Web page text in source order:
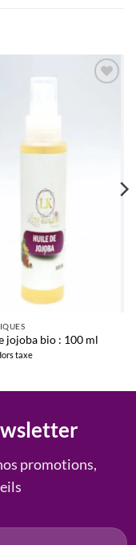
jojoba bio : 100 ml
taxe
promotions,